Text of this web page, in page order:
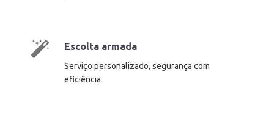
Escolta armada
Serviço personalizado, segurança com
eficiência.